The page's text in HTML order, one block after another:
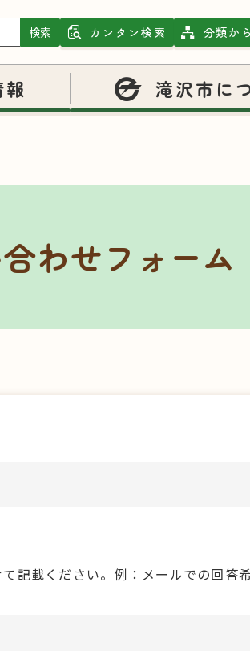
検索 カンタン検索 分類か
滝沢市に
わせフォーム
記載ください。例：メールでの回答